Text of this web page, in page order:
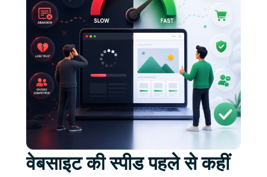
वेबसाइट की स्पीड पहले से कहीं